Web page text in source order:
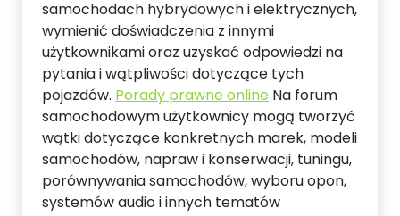
samochodach hybrydowych i elektrycznych,
wymienić doświadczenia z innymi
użytkownikami oraz uzyskać odpowiedzi na
pytania i wątpliwości dotyczące tych
pojazdów. Porady prawne online Na forum
samochodowym użytkownicy mogą tworzyć
wątki dotyczące konkretnych marek, modeli
samochodów, napraw i konserwacji, tuningu,
porównywania samochodów, wyboru opon,
systemów audio i innych tematów